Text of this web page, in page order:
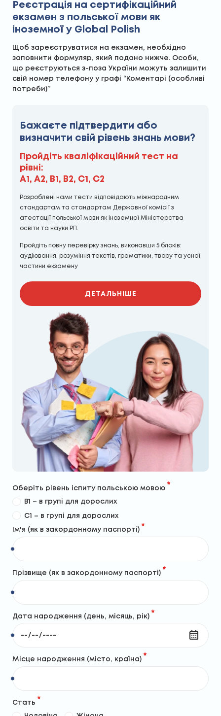
Реєстрація на сертифікаційний
екзамен з польської мови як
іноземної у Global Polish
Щоб зареєструватися на екзамен, необхідно
заповнити формуляр, який подано нижче. Особи,
що реєструються з-поза України можуть залишити
свій номер телефону у графі “Коментарі (особливі
потреби)”
Бажаєте підтвердити або
визначити свій рівень знань мови?
Пройдіть кваліфікаційний тест на
рівні:
А1, А2, В1, В2, С1, С2
Розроблені нами тести відповідають міжнародним
стандартам та стандартам Державної комісії з
атестації польської мови як іноземної Міністерства
освіти та науки РП.
Пройдіть повну перевірку знань, виконавши 5 блоків:
аудіювання, розуміння текстів, граматики, твору та усної
частини екзамену
ДЕТАЛЬНІШЕ
Оберіть рівень іспиту польською мовою
B1 – в групі для дорослих
C1 – в групі для дорослих
Ім'я (як в закордонному паспорті)
Прізвище (як в закордонному паспорті)
Дата народження (день, місяць, рік)
Місце народження (місто, країна)
Стать